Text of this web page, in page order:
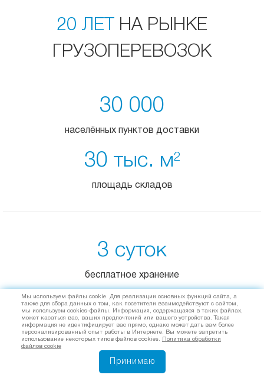
20 ЛЕТ
НА РЫНКЕ
ГРУЗОПЕРЕВОЗОК
30 000
населённых пунктов доставки
30 тыс. м2
площадь складов
3 суток
бесплатное хранение
от 1 кг
транспортировка груза
Мы используем файлы cookie. Для реализации основных функций сайта, а
также для сбора данных о том, как посетители взаимодействуют с сайтом,
мы используем cookies-файлы. Информация, содержащаяся в таких файлах,
может касаться вас, ваших предпочтений или вашего устройства. Такая
информация не идентифицирует вас прямо, однако может дать вам более
персонализированный опыт работы в Интернете. Вы можете запретить
использование некоторых типов файлов cookies.
Политика обработки
файлов cookie
Принимаю